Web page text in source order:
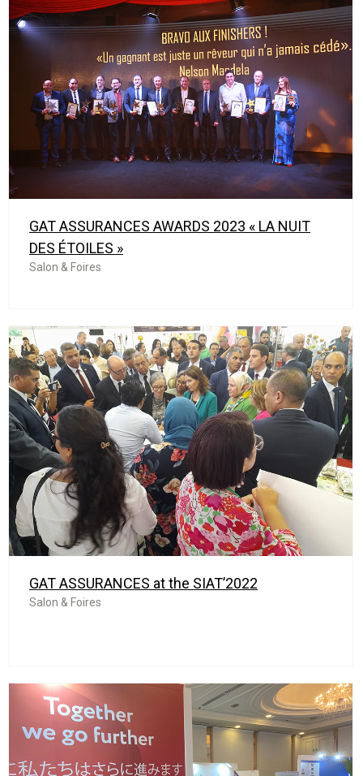
GAT ASSURANCES AWARDS 2023 « LA NUIT
DES ÉTOILES »
Salon & Foires
GAT ASSURANCES at the SIAT’2022
Salon & Foires